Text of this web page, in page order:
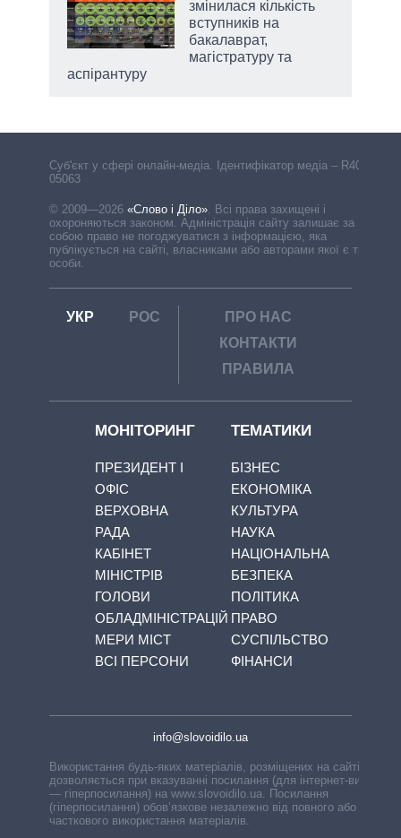
змінилася кількість
вступників на
бакалаврат,
магістратуру та
аспірантуру
Cуб'єкт у сфері онлайн-медіа. Ідентифікатор медіа – R40-
05063
© 2009—2026 «Слово і Діло». Всі права захищені і
охороняються законом. Адміністрація сайту залишає за
собою право не погоджуватися з інформацією, яка
публікується на сайті, власниками або авторами якої є треті
особи.
УКР РОС
ПРО НАС
КОНТАКТИ
ПРАВИЛА
МОНІТОРИНГ
ПРЕЗИДЕНТ І
ОФІС
ВЕРХОВНА
РАДА
КАБІНЕТ
МІНІСТРІВ
ГОЛОВИ
ОБЛАДМІНІСТРАЦІЙ
МЕРИ МІСТ
ВСІ ПЕРСОНИ
ТЕМАТИКИ
БІЗНЕС
ЕКОНОМІКА
КУЛЬТУРА
НАУКА
НАЦІОНАЛЬНА
БЕЗПЕКА
ПОЛІТИКА
ПРАВО
СУСПІЛЬСТВО
ФІНАНСИ
info@slovoidilo.ua
Використання будь-яких матеріалів, розміщених на сайті,
дозволяється при вказуванні посилання (для інтернет-видань
— гіперпосилання) на www.slovoidilo.ua. Посилання
(гіперпосилання) обов’язкове незалежно від повного або
часткового використання матеріалів.